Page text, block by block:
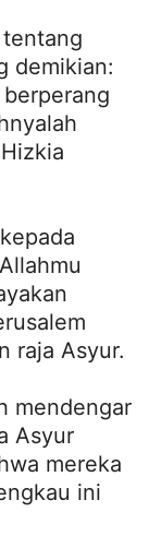
demikian:
raja Asyur.
mendengar
Asyur
mereka
ini